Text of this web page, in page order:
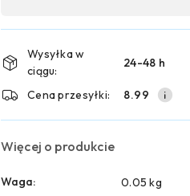
płatność
i
dostawa
Wysyłka w
ciągu:
24-48 h
Cena przesyłki: 8.99
Więcej o produkcie
Waga: 0.05 kg